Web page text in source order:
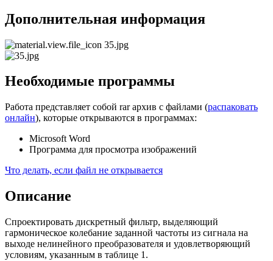
Дополнительная информация
35.jpg
Необходимые программы
Работа представляет собой rar архив с файлами (распаковать
онлайн), которые открываются в программах:
Microsoft Word
Программа для просмотра изображений
Что делать, если файл не открывается
Описание
Спроектировать дискретный фильтр, выделяющий
гармоническое колебание заданной частоты из сигнала на
выходе нелинейного преобразователя и удовлетворяющий
условиям, указанным в таблице 1.